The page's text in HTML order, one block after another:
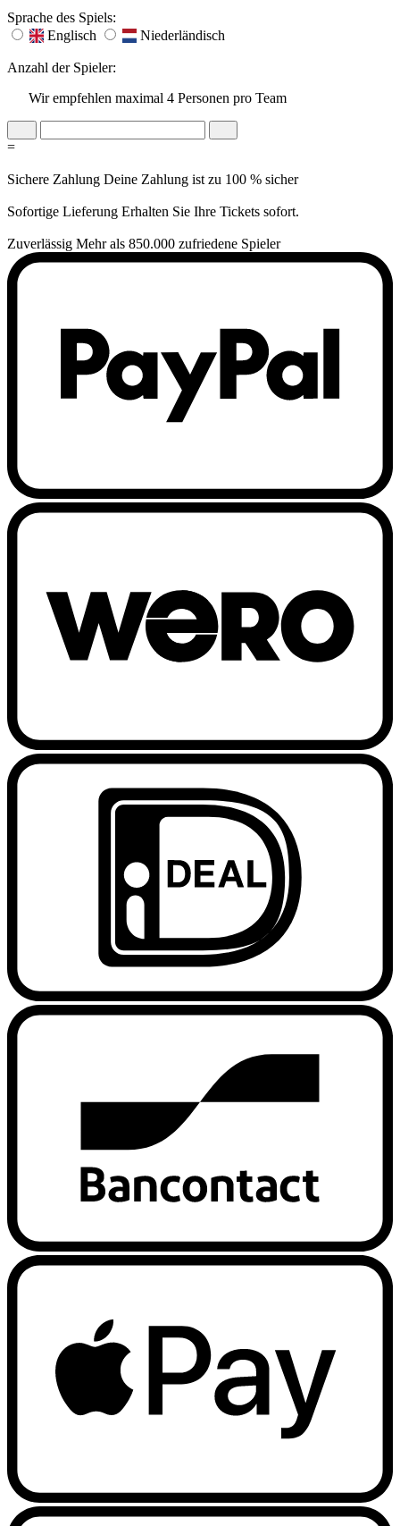
Sprache des Spiels:
Englisch
Niederländisch
Anzahl der Spieler:
Wir empfehlen maximal 4 Personen pro Team
=
Sichere Zahlung Deine Zahlung ist zu 100 % sicher
Sofortige Lieferung Erhalten Sie Ihre Tickets sofort.
Zuverlässig Mehr als 850.000 zufriedene Spieler